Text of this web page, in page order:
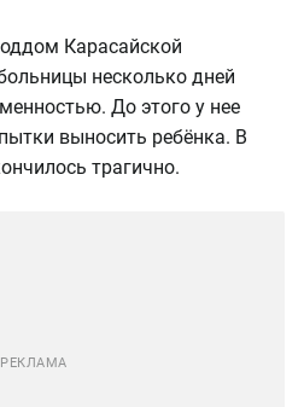
Карасайской
несколько дней
До этого у нее
выносить ребёнка. В
трагично.